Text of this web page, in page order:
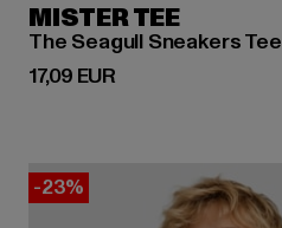
MISTER TEE
The Seagull Sneakers Tee
17,09 EUR
Derzeitiger Preis: 17,09 EUR
-23%